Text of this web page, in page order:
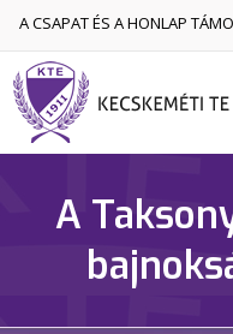
A CSAPAT ÉS A HONLAP
A